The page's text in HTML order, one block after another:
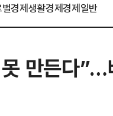
경제생활경제경제일반
만든다